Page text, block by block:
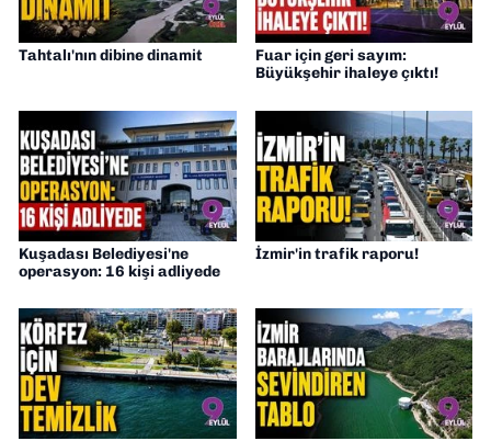
Tahtalı'nın dibine dinamit
Fuar için geri sayım:
Büyükşehir ihaleye çıktı!
Kuşadası Belediyesi'ne
operasyon: 16 kişi adliyede
İzmir'in trafik raporu!